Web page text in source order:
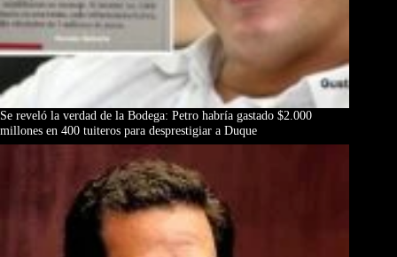
Se reveló la verdad de la Bodega: Petro habría gastado $2.000
millones en 400 tuiteros para desprestigiar a Duque